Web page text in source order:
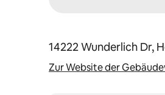
14222 Wunderlich Dr,
Zur Website der